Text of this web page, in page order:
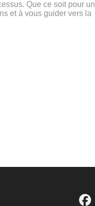
Que ce soit pour un
et à vous guider vers la